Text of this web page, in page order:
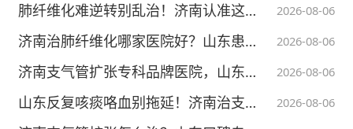
周，这么做的目的是让精子有一个衰老的过
程。长时间不排精的话就会老化、活动度下
降，这样检查的结果更加准确一些。
2、男性做精液检查必须避开自己身体不
2026-08-06
肺纤维化难逆转别乱治！济南认准这家专科医院规范护肺
2026-08-06
济南治肺纤维化哪家医院好？山东患者主推这家专科呼吸医院
2026-08-06
济南支气管扩张专科品牌医院，山东科学管控守护肺部健康
2026-08-06
山东反复咳痰咯血别拖延！济南治支气管扩张认准这家医院